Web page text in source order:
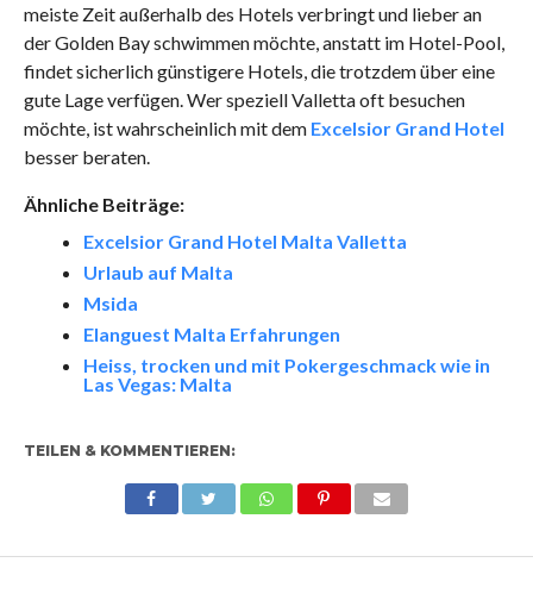
meiste Zeit außerhalb des Hotels verbringt und lieber an
der Golden Bay schwimmen möchte, anstatt im Hotel-Pool,
findet sicherlich günstigere Hotels, die trotzdem über eine
gute Lage verfügen. Wer speziell Valletta oft besuchen
möchte, ist wahrscheinlich mit dem Excelsior Grand Hotel
besser beraten.
Ähnliche Beiträge:
Excelsior Grand Hotel Malta Valletta
Urlaub auf Malta
Msida
Elanguest Malta Erfahrungen
Heiss, trocken und mit Pokergeschmack wie in
Las Vegas: Malta
TEILEN & KOMMENTIEREN: